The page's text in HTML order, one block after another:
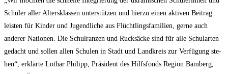
Schü­ler aller Alters­klas­sen unter­stüt­zen und hier­zu einen akti­ven Bei­trag
leis­ten für Kin­der und Jugend­li­che aus Flücht­lings­fa­mi­li­en, ger­ne auch
ande­rer Natio­nen. Die Schul­ran­zen und Ruck­sä­cke sind für alle Schul­ar­ten
gedacht und sol­len allen Schu­len in Stadt und Land­kreis zur Ver­fü­gung ste­
hen“, erklär­te Lothar Phil­ipp, Prä­si­dent des Hilfs­fonds Regi­on Bam­berg,